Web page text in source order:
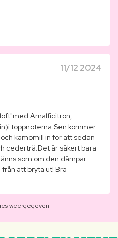
11/12 2024
Amalficitron,
toppnoterna.Sen kommer
kamomill in för att sedan
cederträ.Det är säkert bara
som om den dämpar
att bryta ut! Bra
weergegeven